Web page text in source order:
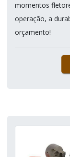
momentos
operação, a
orçamento!